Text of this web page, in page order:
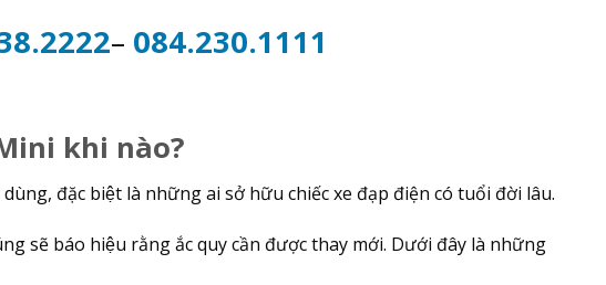
– 084.230.1111
khi nào?
đặc biệt là những ai sở hữu chiếc xe đạp điện có tuổi đời lâu.
sẽ báo hiệu rằng ắc quy cần được thay mới. Dưới đây là những